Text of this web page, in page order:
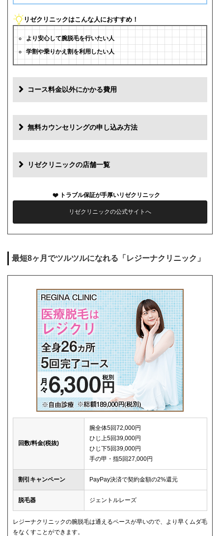
リゼクリニックはこんな人におすすめ！
より安心して腕脱毛を行いたい人
学割や乗りかえ割を利用したい人
コース料金以外にかかる費用
初診料 0円
再診料 0円
薬代 0円
シェービング代 0円
キャンセル料 前日まで無料
無料カウンセリングの申し込み方法
リゼクリニックの店舗一覧
トラブル保証が手厚いリゼクリニック
リゼクリニックの公式サイトへ
最短8ヶ月でツルツルになれる「レジーナクリニック」
回数/料金(税抜)
腕全体5回72,000円
ひじ上5回39,000円
ひじ下5回39,000円
手の甲・指5回27,000円
割引キャンペーン PayPay決済で契約金額の2%還元
脱毛器 ジェントルレーズ
レジーナクリニックの腕脱毛は通えるペースが早いので、より早くムダ毛
をなくすことができます。